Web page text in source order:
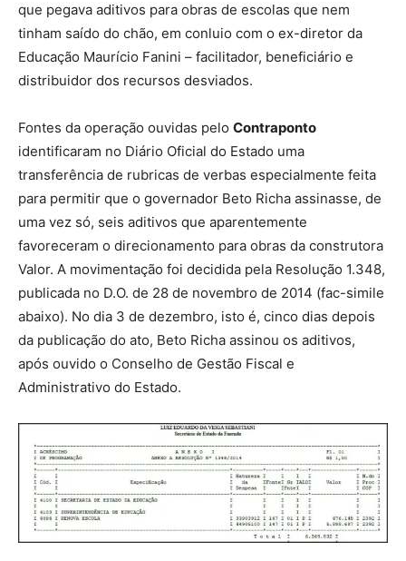
que pegava aditivos para obras de escolas que nem
tinham saído do chão, em conluio com o ex-diretor da
Educação Maurício Fanini – facilitador, beneficiário e
distribuidor dos recursos desviados.
Fontes da operação ouvidas pelo Contraponto
identificaram no Diário Oficial do Estado uma
transferência de rubricas de verbas especialmente feita
para permitir que o governador Beto Richa assinasse, de
uma vez só, seis aditivos que aparentemente
favoreceram o direcionamento para obras da construtora
Valor. A movimentação foi decidida pela Resolução 1.348,
publicada no D.O. de 28 de novembro de 2014 (fac-simile
abaixo). No dia 3 de dezembro, isto é, cinco dias depois
da publicação do ato, Beto Richa assinou os aditivos,
após ouvido o Conselho de Gestão Fiscal e
Administrativo do Estado.